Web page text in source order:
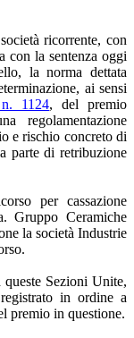
ricorrente, con
con la sentenza oggi
la norma dettata
ai sensi
1124, del premio
regolamentazione
e rischio concreto di
parte di retribuzione
per cassazione
Gruppo Ceramiche
la società Industrie
queste Sezioni Unite,
in ordine a
premio in questione.